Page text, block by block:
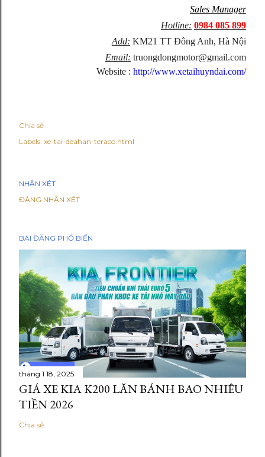
Sales Manager
Hotline: 0984 085 899
Add: KM21 TT Đông Anh, Hà Nội
Email: truongdongmotor@gmail.com
Website : http://www.xetaihuyndai.com/
Chia sẻ
Labels: xe-tai-deahan-teraco.html
NHẬN XÉT
ĐĂNG NHẬN XÉT
BÀI ĐĂNG PHỔ BIẾN
tháng 1 18, 2025
GIÁ XE KIA K200 LĂN BÁNH BAO NHIÊU
TIỀN 2026
Chia sẻ